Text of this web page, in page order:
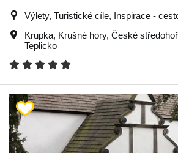
Výlety, Turistické cíle, Inspirace -
Krupka, Krušné hory, České
Teplicko